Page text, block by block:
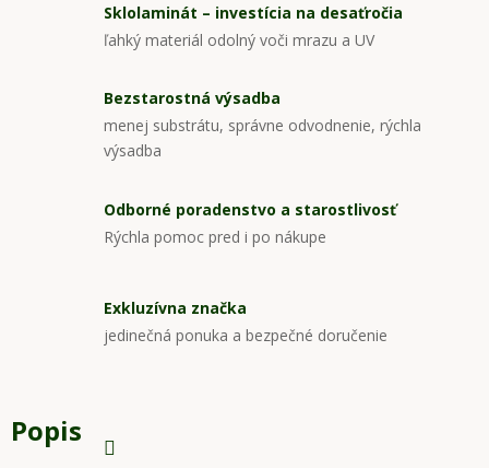
Sklolaminát – investícia na desaťročia
ľahký materiál odolný voči mrazu a UV
Bezstarostná výsadba
menej substrátu, správne odvodnenie, rýchla
výsadba
Odborné poradenstvo a starostlivosť
Rýchla pomoc pred i po nákupe
Exkluzívna značka
jedinečná ponuka a bezpečné doručenie
Popis